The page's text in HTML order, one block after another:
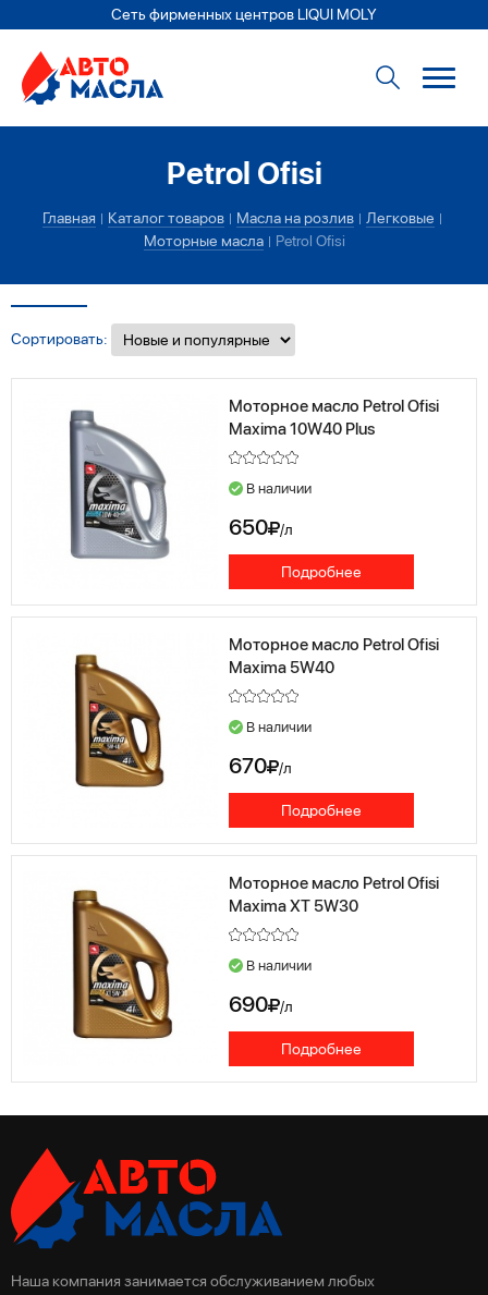
Сеть фирменных центров LIQUI MOLY
Petrol Ofisi
Главная Каталог товаров Масла на розлив
Легковые
Моторные масла
Petrol Ofisi
Сортировать:
Моторное масло Petrol Ofisi
Maxima 10W40 Plus
В наличии
650 /л
Подробнее
Моторное масло Petrol Ofisi
Maxima 5W40
В наличии
670 /л
Подробнее
Моторное масло Petrol Ofisi
Maxima XT 5W30
В наличии
690 /л
Подробнее
Наша компания занимается обслуживанием любых